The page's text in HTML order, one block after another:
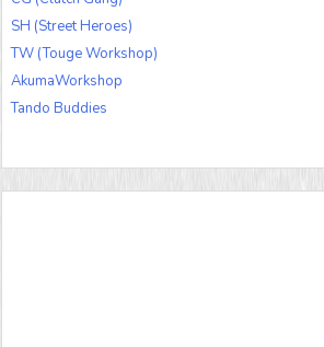
SH (Street Heroes)
TW (Touge Workshop)
AkumaWorkshop
Tando Buddies